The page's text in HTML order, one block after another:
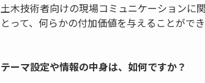
土木技術者向けの現場コミュニケーションに
とって、何らかの付加価値を与えることがで
テーマ設定や情報の中身は、如何ですか？